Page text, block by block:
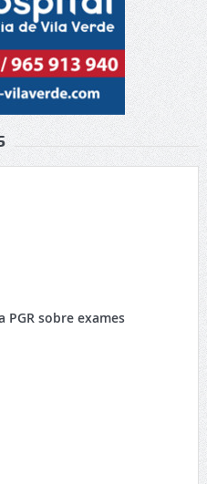
sobre exames